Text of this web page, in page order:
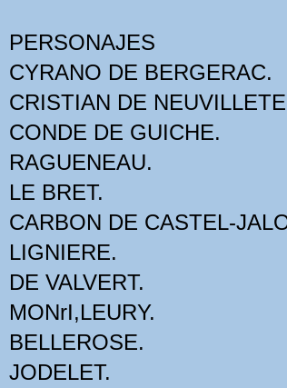
PERSONAJES
CYRANO DE BERGERAC.
CRISTIAN DE
CONDE DE GUICHE.
RAGUENEAU.
LE BRET.
CARBON DE CASTEL-
LIGNIERE.
DE VALVERT.
MONrI,LEURY.
BELLEROSE.
JODELET.